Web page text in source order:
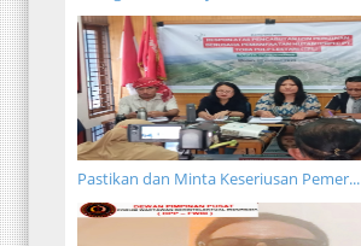
Pastikan dan Minta Keseriusan Pemer...